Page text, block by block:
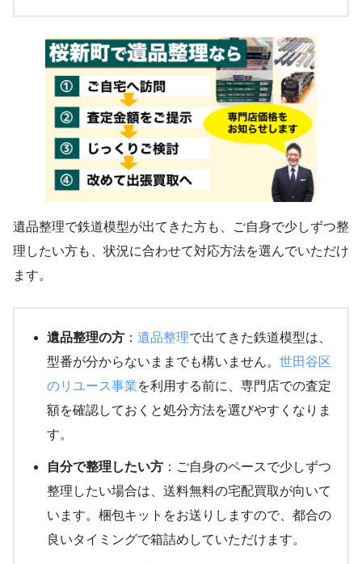
遺品整理で鉄道模型が出てきた方も、ご自身で少しずつ整
理したい方も、状況に合わせて対応方法を選んでいただけ
ます。
遺品整理の方 ： 遺品整理で出てきた鉄道模型は、
型番が分からないままでも構いません。 世田谷区
のリユース事業を利用する前に、専門店での査定
額を確認しておくと処分方法を選びやすくなりま
す。
自分で整理したい方 ：ご自身のペースで少しずつ
整理したい場合は、送料無料の宅配買取が向いて
います。梱包キットをお送りしますので、都合の
良いタイミングで箱詰めしていただけます。